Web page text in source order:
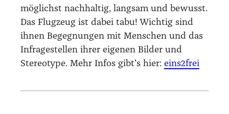
möglichst nachhaltig, langsam und bewusst.
Das Flugzeug ist dabei tabu! Wichtig sind
ihnen Begegnungen mit Menschen und das
Infragestellen ihrer eigenen Bilder und
Stereotype. Mehr Infos gibt's hier: eins2frei